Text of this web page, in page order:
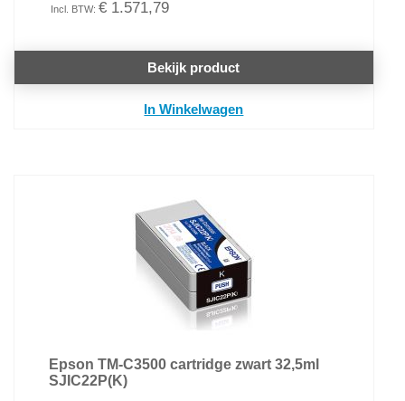
€ 1.571,79
Bekijk product
In Winkelwagen
Epson TM-C3500 cartridge zwart 32,5ml
SJIC22P(K)